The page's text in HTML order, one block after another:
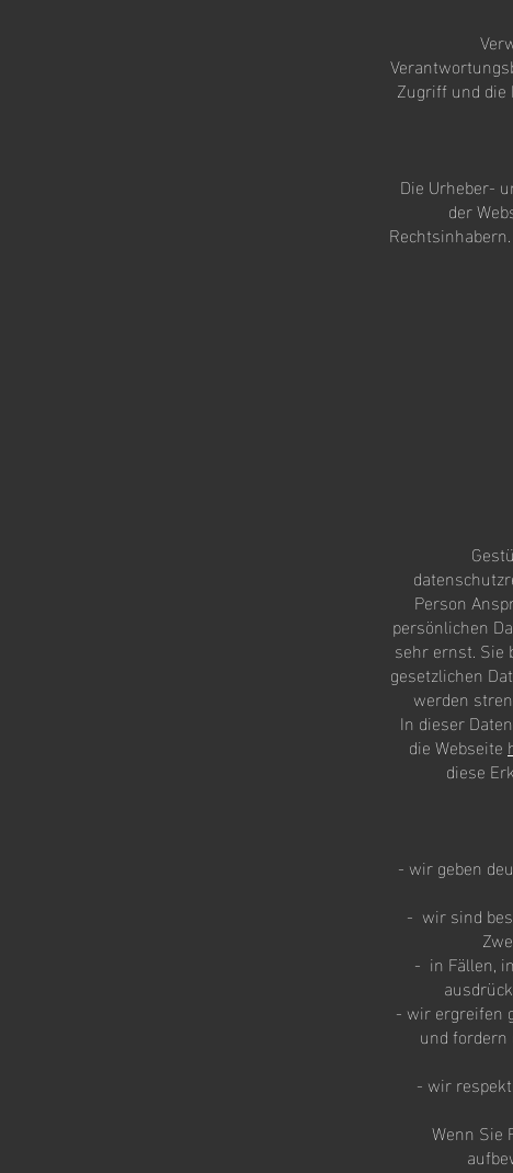
Zugriff und die
Die Urheber-
der
Person
persönlichen
sehr ernst. Sie
gesetzlichen
werden
In dieser
die Webseite
diese
​- wir geben
- wir sind
- in Fällen,
- wir ergreifen
und
- wir
Wenn Sie